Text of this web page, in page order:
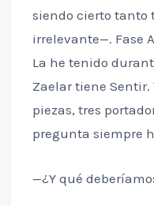
siendo cierto tanto
irrelevante—. Fase
La he tenido
Zaelar tiene Sentir.
piezas, tres
pregunta siempre
—¿Y qué